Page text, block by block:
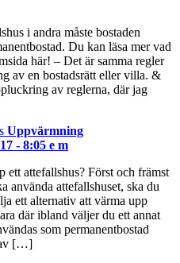
i andra måste bostaden
Du kan läsa mer vad
här! – Det är samma regler
av en bostadsrätt eller villa. &
av reglerna, där jag
Uppvärmning
- 8:05 e m
ett attefallshus? Först och främst
använda attefallshuset, ska du
ett alternativ att värma upp
där ibland väljer du ett annat
som permanentbostad
[…]